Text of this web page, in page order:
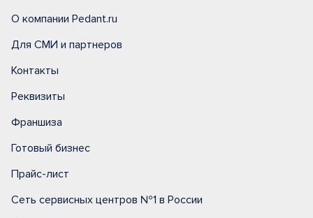
О компании Pedant.ru
Для СМИ и партнеров
Контакты
Реквизиты
Франшиза
Готовый бизнес
Прайс-лист
Сеть сервисных центров №1 в России